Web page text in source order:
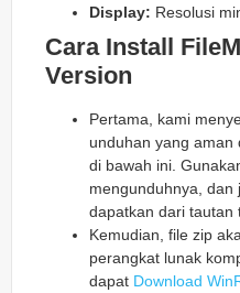
Display: Resolusi
Cara Install
Version
Pertama, kami
unduhan yang aman
di bawah ini.
mengunduhnya, dan
dapatkan dari tautan
Kemudian, file zip
perangkat lunak
dapat Download